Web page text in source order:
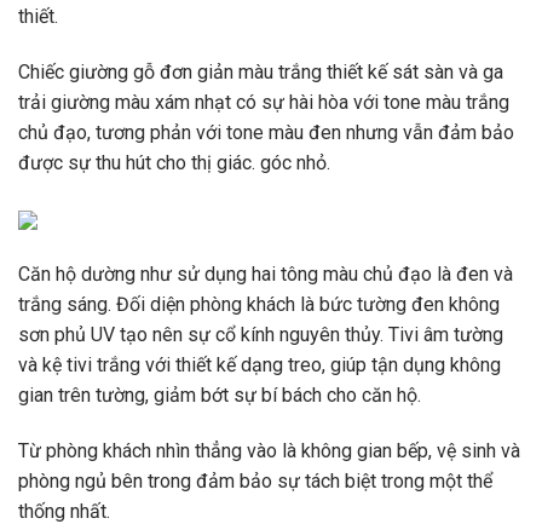
thiết.
Chiếc giường gỗ đơn giản màu trắng thiết kế sát sàn và ga
trải giường màu xám nhạt có sự hài hòa với tone màu trắng
chủ đạo, tương phản với tone màu đen nhưng vẫn đảm bảo
được sự thu hút cho thị giác. góc nhỏ.
Căn hộ dường như sử dụng hai tông màu chủ đạo là đen và
trắng sáng. Đối diện phòng khách là bức tường đen không
sơn phủ UV tạo nên sự cổ kính nguyên thủy. Tivi âm tường
và kệ tivi trắng với thiết kế dạng treo, giúp tận dụng không
gian trên tường, giảm bớt sự bí bách cho căn hộ.
Từ phòng khách nhìn thẳng vào là không gian bếp, vệ sinh và
phòng ngủ bên trong đảm bảo sự tách biệt trong một thể
thống nhất.